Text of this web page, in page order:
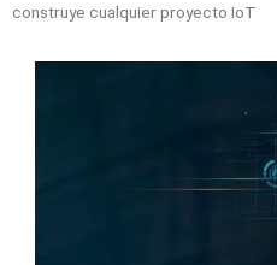
construye cualquier proyecto IoT